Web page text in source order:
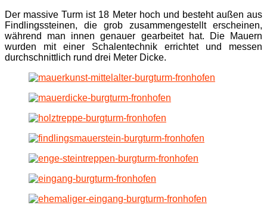
Der massive Turm ist 18 Meter hoch und besteht außen aus
Findlingssteinen, die grob zusammengestellt erscheinen,
während man innen genauer gearbeitet hat. Die Mauern
wurden mit einer Schalentechnik errichtet und messen
durchschnittlich rund drei Meter Dicke.